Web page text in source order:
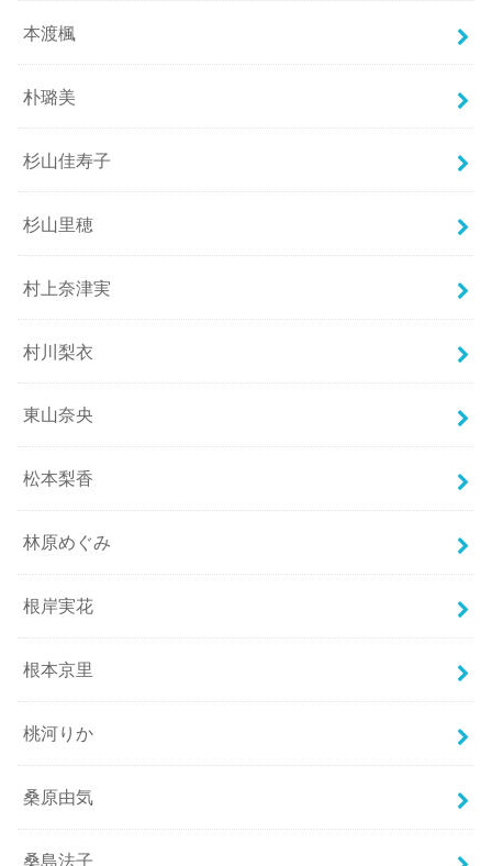
本渡楓
朴璐美
杉山佳寿子
杉山里穂
村上奈津実
村川梨衣
東山奈央
松本梨香
林原めぐみ
根岸実花
根本京里
桃河りか
桑原由気
桑島法子